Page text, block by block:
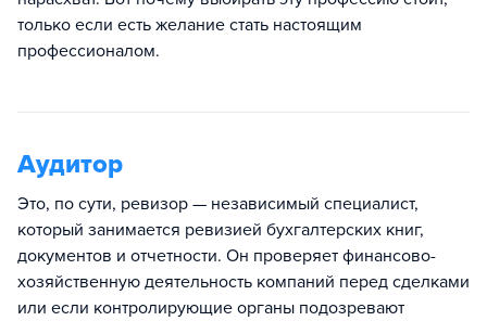
только если есть желание стать настоящим
профессионалом.
Аудитор
Это, по сути, ревизор — независимый специалист,
который занимается ревизией бухгалтерских книг,
документов и отчетности. Он проверяет финансово-
хозяйственную деятельность компаний перед сделками
или если контролирующие органы подозревают